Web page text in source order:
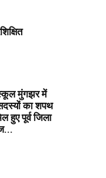
स्कूल मुंगझर में
सदस्यों का शपथ
हुए पूर्व जिला